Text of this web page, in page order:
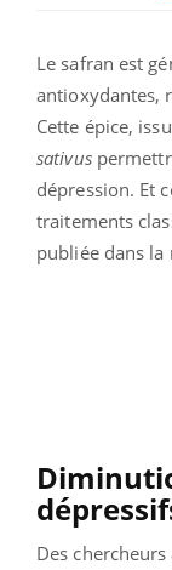
Le safran est
antioxydantes,
Cette épice,
sativus
dépression. Et
traitements
publiée dans la
Des